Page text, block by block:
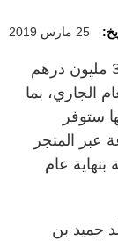
25 مارس 2019
توقعت تعاونية الاتحاد، تحقيق مبيعات بـ30 مليون درهم
الجاري، بما
مؤكدة أنها ستوفر
متنوعة عبر المتجر
200 ألف سلعة بنهاية عام
حميد بن